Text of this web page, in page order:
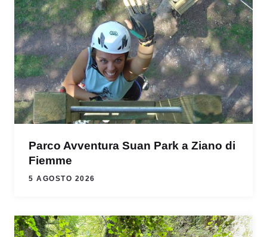
Parco Avventura Suan Park a Ziano di
Fiemme
5 AGOSTO 2026